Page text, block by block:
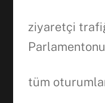
ziyaretçi
tüm